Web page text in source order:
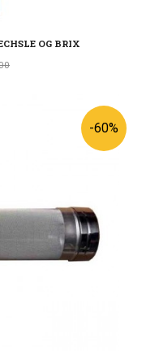
OG BRIX
Rabatt
-60%